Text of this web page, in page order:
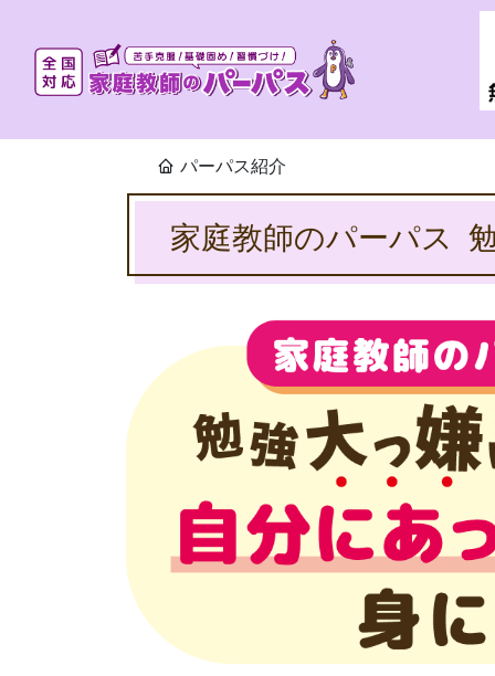
パーパス紹介
家庭教師のパーパス